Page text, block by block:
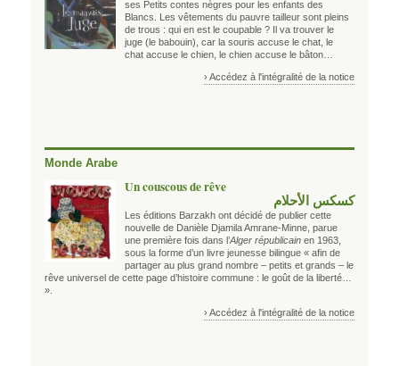
ses Petits contes nègres pour les enfants des
Blancs. Les vêtements du pauvre tailleur sont pleins
de trous : qui en est le coupable ? Il va trouver le
juge (le babouin), car la souris accuse le chat, le
chat accuse le chien, le chien accuse le bâton…
› Accédez à l'intégralité de la notice
Monde Arabe
Un couscous de rêve
كسكس الأحلام
Les éditions Barzakh ont décidé de publier cette
nouvelle de Danièle Djamila Amrane-Minne, parue
une première fois dans l’Alger républicain en 1963,
sous la forme d’un livre jeunesse bilingue « afin de
partager au plus grand nombre – petits et grands – le
rêve universel de cette page d’histoire commune : le goût de la liberté…
».
› Accédez à l'intégralité de la notice